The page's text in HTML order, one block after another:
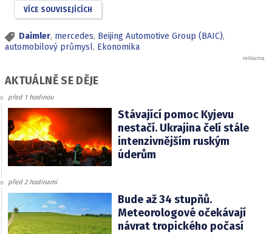
VÍCE SOUVISEJÍCÍCH
Daimler, mercedes, Beijing Automotive Group (BAIC),
automobilový průmysl, Ekonomika
AKTUÁLNĚ SE DĚJE
před 1 hodinou
Stávající pomoc Kyjevu
nestačí. Ukrajina čelí stále
intenzivnějším ruským
úderům
před 2 hodinami
Bude až 34 stupňů.
Meteorologové očekávají
návrat tropického počasí